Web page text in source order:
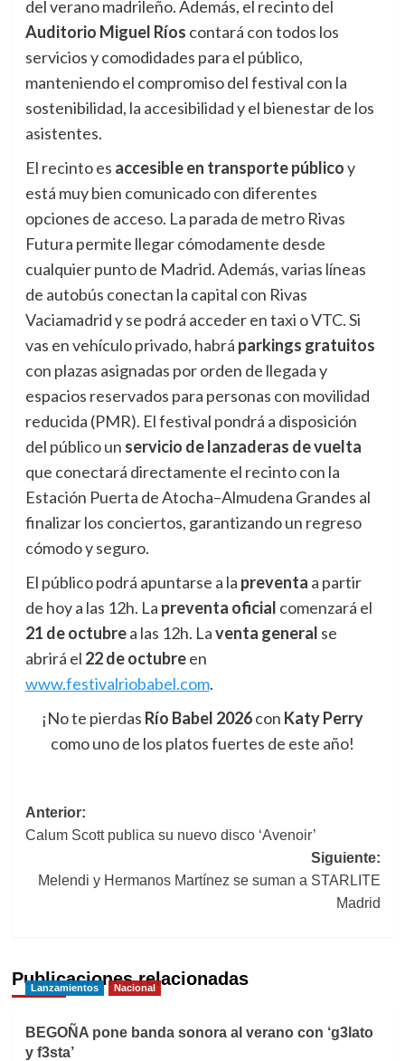
del verano madrileño. Además, el recinto del
Auditorio Miguel Ríos contará con todos los
servicios y comodidades para el público,
manteniendo el compromiso del festival con la
sostenibilidad, la accesibilidad y el bienestar de los
asistentes.
El recinto es accesible en transporte públicoy
está muy bien comunicado con diferentes
opciones de acceso. La parada de metro Rivas
Futura permite llegar cómodamente desde
cualquier punto de Madrid. Además, varias líneas
de autobús conectan la capital con Rivas
Vaciamadrid y se podrá acceder en taxi o VTC. Si
vas en vehículo privado, habrá parkings gratuitos
con plazas asignadas por orden de llegada y
espacios reservados para personas con movilidad
reducida (PMR). El festival pondrá a disposición
del público un servicio de lanzaderas de vuelta
que conectará directamente el recinto con la
Estación Puerta de Atocha–Almudena Grandes al
finalizar los conciertos, garantizando un regreso
cómodo y seguro.
El público podrá apuntarse a la preventa a partir
de hoy a las 12h. La preventa oficial comenzará el
21 de octubrea las 12h. Laventa general se
abrirá el 22 de octubreen
www.festivalriobabel.com.
¡No te pierdas Río Babel 2026con Katy Perry
como uno de los platos fuertes de este año!
Navegación
de
entradas
Anterior:
Calum Scott publica su nuevo disco ‘Avenoir’
Siguiente:
Melendi y Hermanos Martínez se suman a STARLITE
Madrid
Publicaciones relacionadas
Lanzamientos Nacional
BEGOÑA pone banda sonora al verano con ‘g3lato
y f3sta’